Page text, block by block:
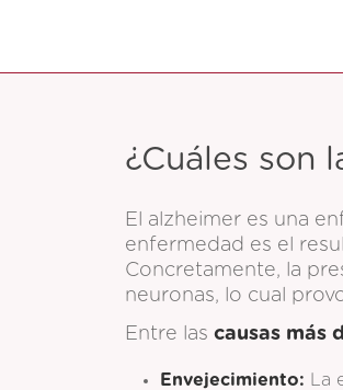
¿Cuáles son
El alzheimer es una
enfermedad es el
Concretamente, la
neuronas, lo cual
Entre las causas más
Envejecimiento: La